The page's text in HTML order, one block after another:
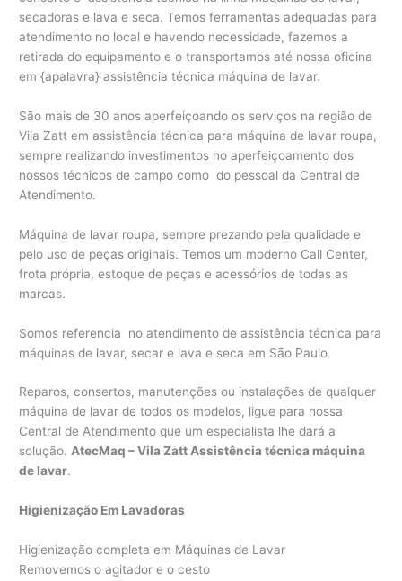
secadoras e lava e seca. Temos ferramentas adequadas para
atendimento no local e havendo necessidade, fazemos a
retirada do equipamento e o transportamos até nossa oficina
em {apalavra} assistência técnica máquina de lavar.
São mais de 30 anos aperfeiçoando os serviços na região de
Vila Zatt em assistência técnica para máquina de lavar roupa,
sempre realizando investimentos no aperfeiçoamento dos
nossos técnicos de campo como do pessoal da Central de
Atendimento.
Máquina de lavar roupa, sempre prezando pela qualidade e
pelo uso de peças originais. Temos um moderno Call Center,
frota própria, estoque de peças e acessórios de todas as
marcas.
Somos referencia no atendimento de assistência técnica para
máquinas de lavar, secar e lava e seca em São Paulo.
Reparos, consertos, manutenções ou instalações de qualquer
máquina de lavar de todos os modelos, ligue para nossa
Central de Atendimento que um especialista lhe dará a
solução.AtecMaq – Vila Zatt Assistência técnica máquina
de lavar.
Higienização Em Lavadoras
Higienização completa em Máquinas de Lavar
Removemos o agitador e o cesto